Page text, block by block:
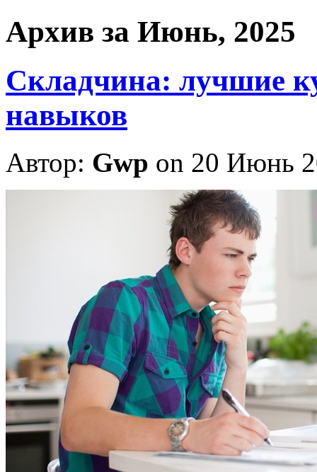
Архив за Июнь, 2025
Складчина: лучшие
навыков
Автор: Gwp on 20 Июнь